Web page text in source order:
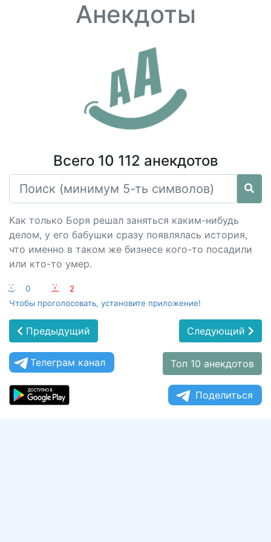
Анекдоты
Всего 10 112 анекдотов
Как только Боря решал заняться каким-нибудь
делом, у его бабушки сразу появлялась история,
что именно в таком же бизнесе кого-то посадили
или кто-то умер.
:-) 0 :-(
2
Чтобы проголосовать, установите приложение!
Предыдущий Следующий
Телеграм канал Топ 10 анекдотов
Поделиться